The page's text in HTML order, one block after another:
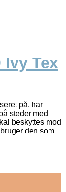
Tex
på, har
steder med
beskyttes mod
den som